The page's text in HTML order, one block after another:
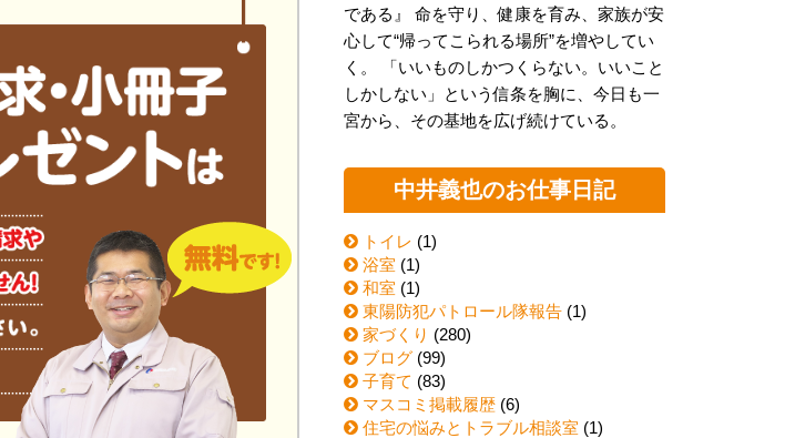
である』 命を守り、健康を育み、家族が安
心して“帰ってこられる場所”を増やしてい
く。 「いいものしかつくらない。いいこと
しかしない」という信条を胸に、今日も一
宮から、その基地を広げ続けている。
中井義也のお仕事日記
トイレ (1)
浴室 (1)
和室 (1)
東陽防犯パトロール隊報告 (1)
家づくり (280)
ブログ (99)
子育て (83)
マスコミ掲載履歴 (6)
住宅の悩みとトラブル相談室 (1)